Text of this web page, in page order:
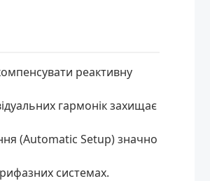
реактивну
гармонік захищає
(Automatic Setup) значно
системах.